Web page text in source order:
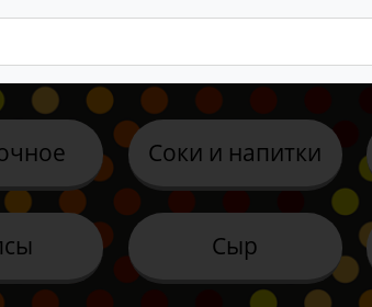
Соки и напитки
Сыр